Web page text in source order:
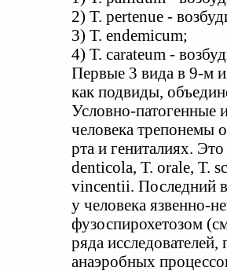
2) Т. pertenue -
3) Т. endemicum;
4) Т. carateum -
Первые 3 вида в 9-м
как подвиды,
Условно-патогенные
человека трепонемы
рта и гениталиях.
denticola, T. orale, Т.
vincentii. Последний
у человека язвенно-
фузоспирохетозом
ряда
анаэробных